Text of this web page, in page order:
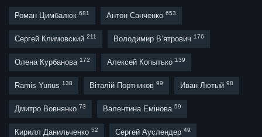
Роман Цимбалюк 681 Антон Санченко 653
Сергей Климовский 211 Володимир В’ятрович 176
Олена Курбанова 172 Алексей Копытько 139
Ramis Yunus 138 Віталій Портников 99 Иван Лютый 98
Дмитро Вовнянко 73 Валентина Емінова 59
Кирилл Данильченко 52 Сергей Ауслендер 49